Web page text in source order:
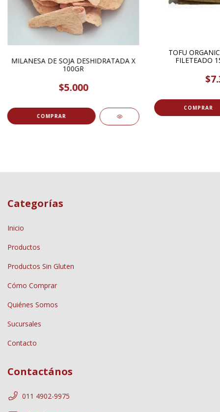
MILANESA DE SOJA DESHIDRATADA X
100GR
$5.000
COMPRAR
TOFU
FILETEADO
Categorías
Inicio
Productos
Productos Sin Gluten
Cómo Comprar
Quiénes Somos
Sucursales
Contacto
Contactános
011 4902-9975